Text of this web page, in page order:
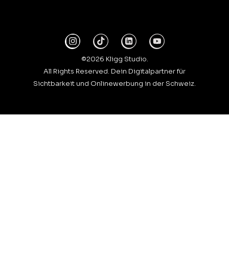
©2026 Kligg Studio.
All Rights Reserved. Dein Digitalpartner für
Sichtbarkeit und Onlinewerbung in der Schweiz.